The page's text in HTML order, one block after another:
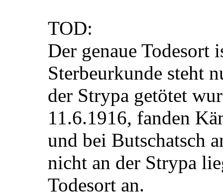
TOD:
Der genaue Todesort
Sterbeurkunde steht
der Strypa getötet
11.6.1916, fanden
und bei Butschatsch
nicht an der Strypa
Todesort an.